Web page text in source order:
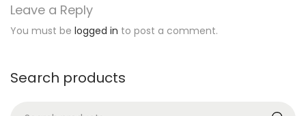
e
s
5
Leave a Reply
You must be logged in to post a comment.
Search products